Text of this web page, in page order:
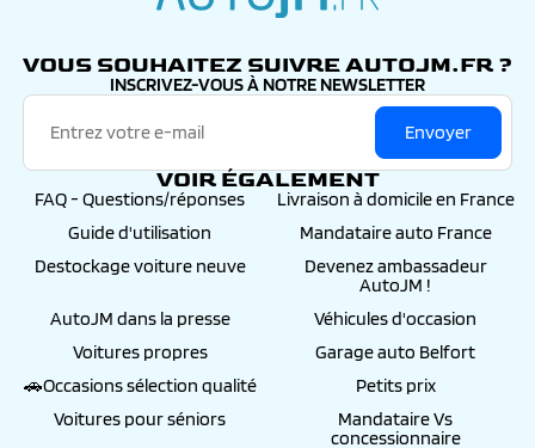
VOUS SOUHAITEZ SUIVRE AUTOJM.FR ?
INSCRIVEZ-VOUS À NOTRE NEWSLETTER
Envoyer
VOIR ÉGALEMENT
FAQ - Questions/réponses
Livraison à domicile en France
Guide d'utilisation
Mandataire auto France
Destockage voiture neuve
Devenez ambassadeur
AutoJM !
AutoJM dans la presse
Véhicules d'occasion
Voitures propres
Garage auto Belfort
🚗Occasions sélection qualité
Petits prix
Voitures pour séniors
Mandataire Vs
concessionnaire